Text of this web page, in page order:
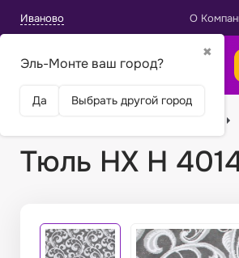
Иваново
✖
Эль-Монте ваш город?
Да Выбрать другой город
О
Тюль HX H